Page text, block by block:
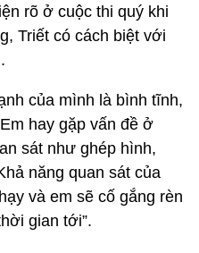
rõ ở cuộc thi quý khi
Triết có cách biệt với
của mình là bình tĩnh,
hay gặp vấn đề ở
sát như ghép hình,
năng quan sát của
và em sẽ cố gắng rèn
gian tới”.